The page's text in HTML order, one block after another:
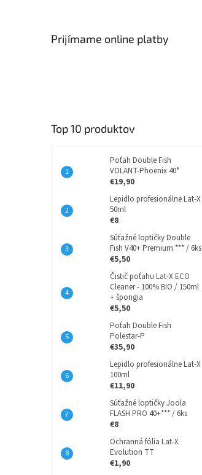
Prijímame online platby
Top 10 produktov
Poťah Double Fish
VOLANT-Phoenix 40°
€19,90
Lepidlo profesionálne Lat-X
50ml
€8
Súťažné loptičky Double
Fish V40+ Premium *** / 6ks
€5,50
Čistič poťahu Lat-X ECO
Cleaner - 100% BIO / 150ml
+ špongia
€5,50
Poťah Double Fish
Polestar-P
€35,90
Lepidlo profesionálne Lat-X
100ml
€11,90
Súťažné loptičky Joola
FLASH PRO 40+*** / 6ks
€8
Ochranná fólia Lat-X
Evolution TT
€1,90